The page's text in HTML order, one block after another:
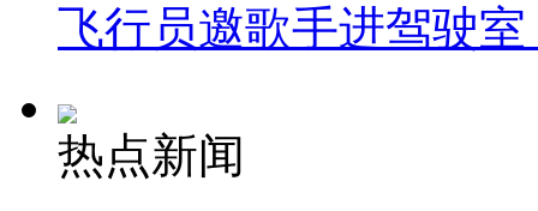
飞行员邀歌手进驾驶
热点新闻